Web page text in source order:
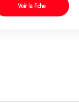
Voir la fiche